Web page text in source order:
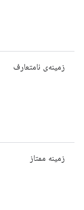
زمینه‌ی نامتعارف
زمینه ممتاز